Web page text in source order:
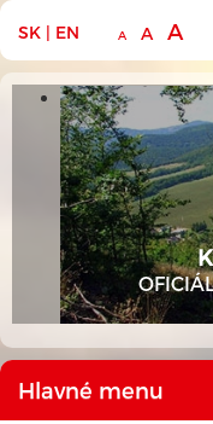
SK | EN A A A
Hlavné menu